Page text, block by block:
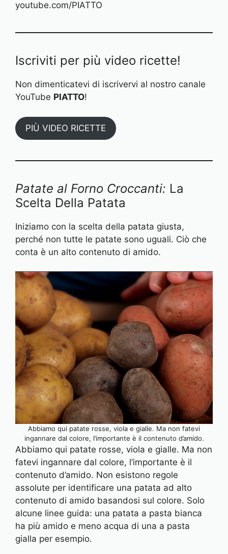
youtube.com/PIATTO
Iscriviti per più video ricette!
Non dimenticatevi di iscrivervi al nostro canale
YouTube PIATTO!
PIÙ VIDEO RICETTE
Patate al Forno Croccanti: La
Scelta Della Patata
Iniziamo con la scelta della patata giusta,
perché non tutte le patate sono uguali. Ciò che
conta è un alto contenuto di amido.
Abbiamo qui patate rosse, viola e gialle. Ma non fatevi
ingannare dal colore, l’importante è il contenuto d’amido.
Abbiamo qui patate rosse, viola e gialle. Ma non
fatevi ingannare dal colore, l’importante è il
contenuto d’amido. Non esistono regole
assolute per identificare una patata ad alto
contenuto di amido basandosi sul colore. Solo
alcune linee guida: una patata a pasta bianca
ha più amido e meno acqua di una a pasta
gialla per esempio.